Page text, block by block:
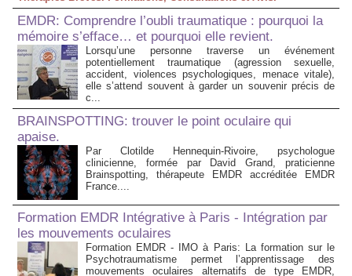
EMDR: Comprendre l’oubli traumatique : pourquoi la
mémoire s’efface… et pourquoi elle revient.
Lorsqu’une personne traverse un événement
potentiellement traumatique (agression sexuelle,
accident, violences psychologiques, menace vitale),
elle s’attend souvent à garder un souvenir précis de
c...
BRAINSPOTTING: trouver le point oculaire qui
apaise.
Par Clotilde Hennequin-Rivoire, psychologue
clinicienne, formée par David Grand, praticienne
Brainspotting, thérapeute EMDR accréditée EMDR
France....
Formation EMDR Intégrative à Paris - Intégration par
les mouvements oculaires
Formation EMDR - IMO à Paris: La formation sur le
Psychotraumatisme permet l’apprentissage des
mouvements oculaires alternatifs de type EMDR,